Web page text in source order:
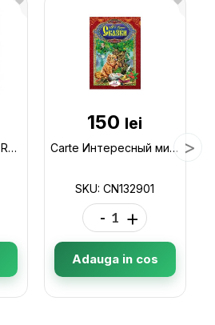
Carte coloram COLORAM- MIX CN0077
150 lei
Carte Интересный мир_Сказки А.Пушкин CN132901
SKU: CN132901
- +
Adauga in cos